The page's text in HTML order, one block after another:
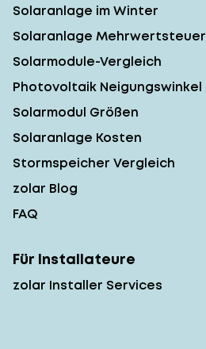
Solaranlage im Winter
Solaranlage Mehrwertsteuer
Solarmodule-Vergleich
Photovoltaik Neigungswinkel
Solarmodul Größen
Solaranlage Kosten
Stormspeicher Vergleich
zolar Blog
FAQ
Für Installateure
zolar Installer Services